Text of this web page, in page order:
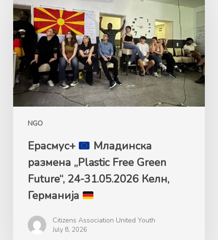
NGO
Mладинска
размена
„Plastic
Free
Green
Future“,
24-
31.05.2026
Германија
Ерасмус+
Mладинска
размена „Plastic Free Green
Future“, 24-31.05.2026 Келн,
Германија
Citizens Association United Youth
July 8, 2026